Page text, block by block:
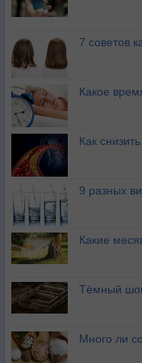
7 советов
Какое
Как
9 разных
Какие
Тёмный
Много ли